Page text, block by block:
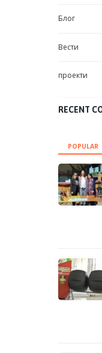
Блог
Вести
проекти
RECENT
POPULAR